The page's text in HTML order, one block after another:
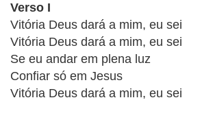
CIFRA
VÍDEO
HINOS
CRISTÃOS
Verso I
Vitória Deus dará a mim, eu sei
Vitória Deus dará a mim, eu sei
Se eu andar em plena luz
Confiar só em Jesus
Vitória Deus dará a mim, eu sei